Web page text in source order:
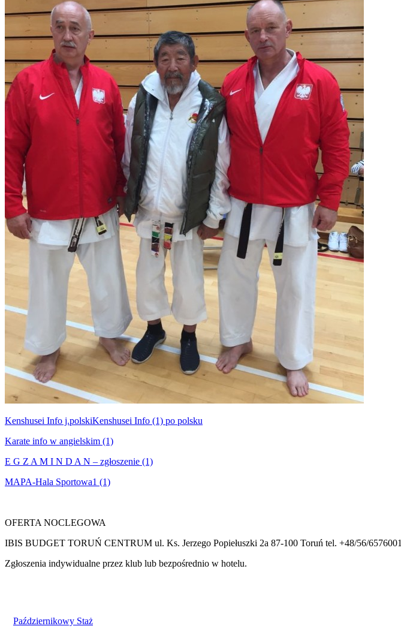
Kenshusei Info j.polskiKenshusei Info (1) po polsku
Karate info w angielskim (1)
E G Z A M I N D A N – zgłoszenie (1)
MAPA-Hala Sportowa1 (1)
OFERTA NOCLEGOWA
IBIS BUDGET TORUŃ CENTRUM ul. Ks. Jerzego Popiełuszki 2a 87-100 Toruń tel. +48/56/6576001
Zgłoszenia indywidualne przez klub lub bezpośrednio w hotelu.
Październikowy Staż